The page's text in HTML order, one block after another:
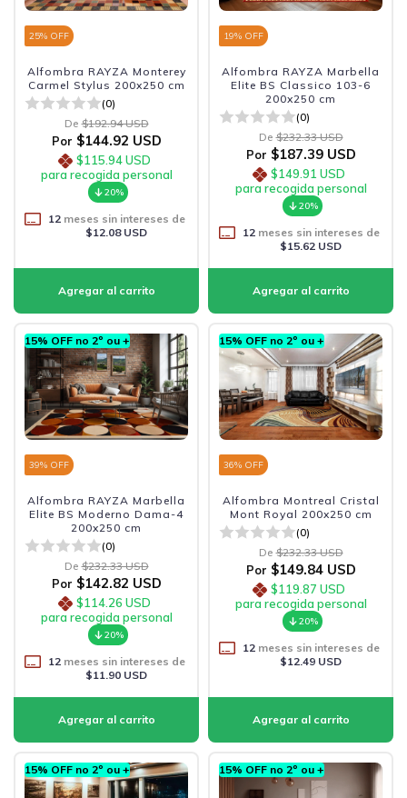
25% OFF
Alfombra RAYZA Monterey
Carmel Stylus 200x250 cm
(0)
De $192.94 USD
Por $144.92 USD
$115.94 USD
para recogida personal
20%
12meses sin intereses de
$12.08 USD
19% OFF
Alfombra RAYZA Marbella
Elite BS Classico 103-6
200x250 cm
(0)
De $232.33 USD
Por $187.39 USD
$149.91 USD
para recogida personal
20%
12meses sin intereses de
$15.62 USD
15% OFF no 2º ou +
39% OFF
Alfombra RAYZA Marbella
Elite BS Moderno Dama-4
200x250 cm
(0)
De $232.33 USD
Por $142.82 USD
$114.26 USD
para recogida personal
20%
12meses sin intereses de
$11.90 USD
15% OFF no 2º ou +
36% OFF
Alfombra Montreal Cristal
Mont Royal 200x250 cm
(0)
De $232.33 USD
Por $149.84 USD
$119.87 USD
para recogida personal
20%
12meses sin intereses de
$12.49 USD
15% OFF no 2º ou + 15% OFF no 2º ou +